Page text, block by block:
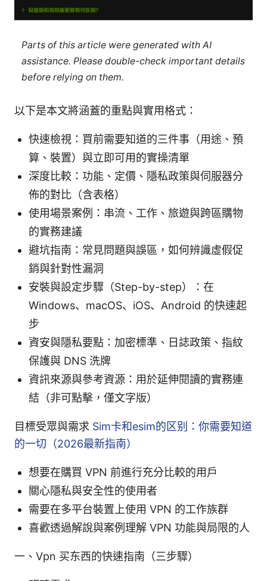
Parts of this article were generated with AI
assistance. Please double-check important details
before relying on them.
以下是本文將涵蓋的重點與實用格式：
快速檢視：買前需要知道的三件事（用途、預
算、裝置）與立即可用的實操清單
深度比較：功能、定價、隱私政策與伺服器分
佈的對比（含表格）
使用場景案例：串流、工作、旅遊與跨區購物
的實務建議
避坑指南：常見問題與誤區，如何辨識虛假促
銷與針對性漏洞
安裝與設定步驟（Step-by-step）：在
Windows、macOS、iOS、Android 的快速起
步
資安與隱私要點：加密標準、日誌政策、指紋
保護與 DNS 洗牌
資訊來源與參考資源：用於延伸閱讀的實務連
結（非可點擊，僅文字版）
目標受眾與需求 Sim卡和esim的区别：你需要知道
的一切（2026最新指南）
想要在購買 VPN 前進行充分比較的用戶
關心隱私與安全性的使用者
需要在多平台裝置上使用 VPN 的工作族群
喜歡透過解說與案例理解 VPN 功能與局限的人
一、Vpn 买东西的快速指南（三步驟）